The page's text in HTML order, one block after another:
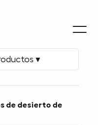
▾
de desierto de